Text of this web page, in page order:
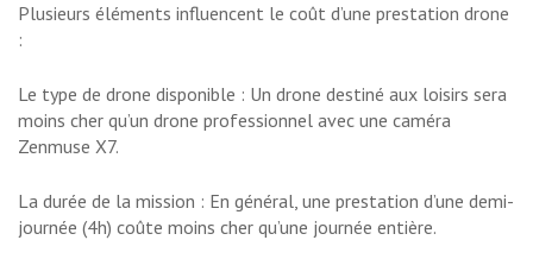
Plusieurs éléments influencent le coût d’une prestation drone
:
Le type de drone disponible : Un drone destiné aux loisirs sera
moins cher qu’un drone professionnel avec une caméra
Zenmuse X7.
La durée de la mission : En général, une prestation d’une demi-
journée (4h) coûte moins cher qu’une journée entière.